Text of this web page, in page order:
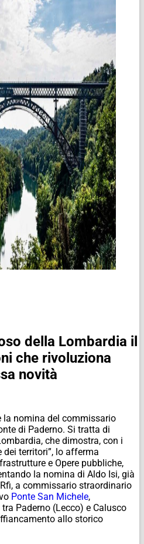
della Lombardia il
che rivoluziona
novità
la nomina del commissario
di Paderno. Si tratta di
che dimostra, con i
territori”, lo afferma
e Opere pubbliche,
la nomina di Aldo Isi, già
a commissario straordinario
Ponte San Michele,
tra Paderno (Lecco) e Calusco
allo storico